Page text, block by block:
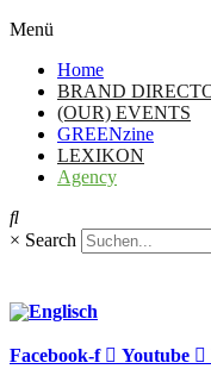
Menü
Home
BRAND
(OUR) EVENTS
GREENzine
LEXIKON
Agency
× Search
Facebook-f Youtube